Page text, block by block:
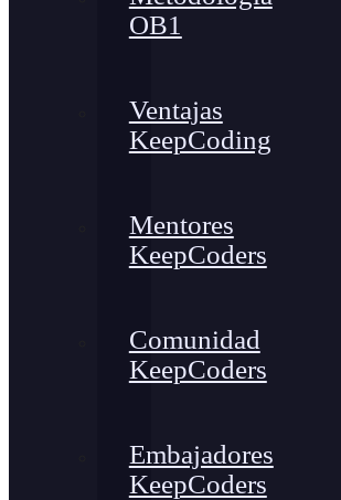
OB1
Ventajas
KeepCoding
Mentores
KeepCoders
Comunidad
KeepCoders
Embajadores
KeepCoders